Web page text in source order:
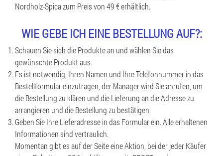
Nordholz-Spica zum Preis von 49 € erhältlich.
WIE GEBE ICH EINE BESTELLUNG AUF?:
Schauen Sie sich die Produkte an und wählen Sie das
gewünschte Produkt aus.
Es ist notwendig, Ihren Namen und Ihre Telefonnummer in das
Bestellformular einzutragen, der Manager wird Sie anrufen, um
die Bestellung zu klären und die Lieferung an die Adresse zu
arrangieren und die Bestellung zu bestätigen.
Geben Sie Ihre Lieferadresse in das Formular ein. Alle erhaltenen
Informationen sind vertraulich.
Momentan gibt es auf der Seite eine Aktion, bei der jeder Käufer